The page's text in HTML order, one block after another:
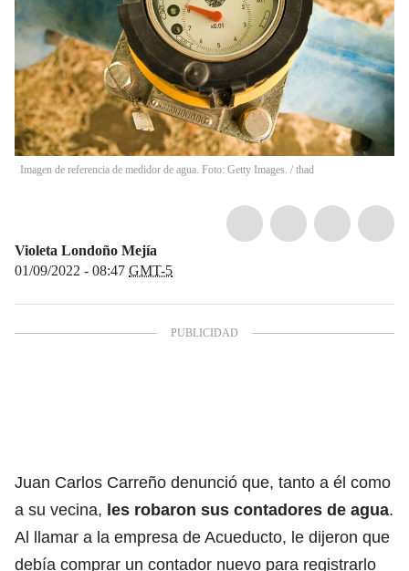
Imagen de referencia de medidor de agua. Foto: Getty Images. / thad
Violeta Londoño Mejía
01/09/2022 - 08:47 GMT-5
Juan Carlos Carreño denunció que, tanto a él como
a su vecina, les robaron sus contadores de agua.
Al llamar a la empresa de Acueducto, le dijeron que
debía comprar un contador nuevo para registrarlo